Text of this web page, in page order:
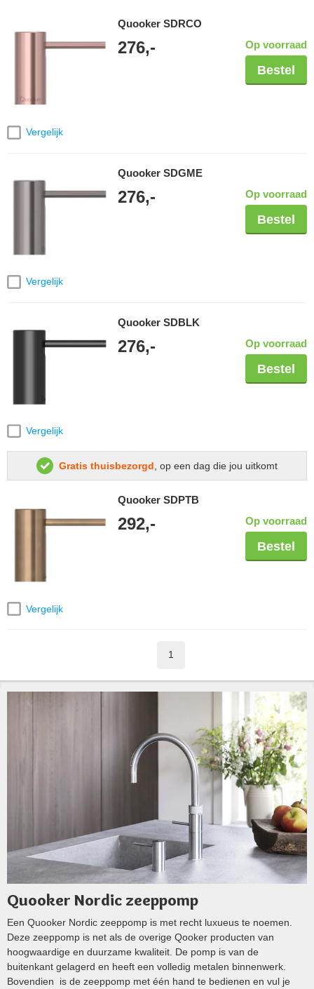
Vergelijk
Quooker SDRCO
276,- Op voorraad
Bestel
Vergelijk
Quooker SDGME
276,- Op voorraad
Bestel
Vergelijk
Quooker SDBLK
276,- Op voorraad
Bestel
Gratis thuisbezorgd, op een dag die jou uitkomt
Vergelijk
Quooker SDPTB
292,- Op voorraad
Bestel
1
Quooker Nordic zeeppomp
Een Quooker Nordic zeeppomp is met recht luxueus te noemen.
Deze zeeppomp is net als de overige Qooker producten van
hoogwaardige en duurzame kwaliteit. De pomp is van de
buitenkant gelagerd en heeft een volledig metalen binnenwerk.
Bovendien is de zeeppomp met één hand te bedienen en vul je